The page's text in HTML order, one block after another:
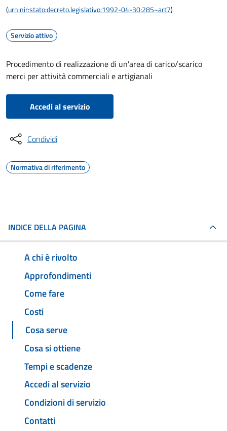
(urn:nir:stato:decreto.legislativo:1992-04-30;285~art7)
Servizio attivo
Procedimento di realizzazione di un'area di carico/scarico
merci per attività commerciali e artigianali
Accedi al servizio
Condividi
Normativa di riferimento
INDICE DELLA PAGINA
A chi è rivolto
Approfondimenti
Come fare
Costi
Cosa serve
Cosa si ottiene
Tempi e scadenze
Accedi al servizio
Condizioni di servizio
Contatti